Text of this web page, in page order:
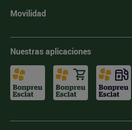
Movilidad
Nuestras aplicaciones